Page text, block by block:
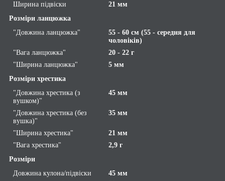
Ширина підвіски
21 мм
Розміри ланцюжка
"Довжина ланцюжка"
55 - 60 см (55 - середня для
чоловіків)
"Вага ланцюжка"
20 - 22 г
"Ширина ланцюжка"
5 мм
Розміри хрестика
"Довжина хрестика (з
вушком)"
45 мм
"Довжина хрестика (без
вушка)"
35 мм
"Ширина хрестика"
21 мм
"Вага хрестика"
2,9 г
Розміри
Довжина кулона/підвіски
45 мм